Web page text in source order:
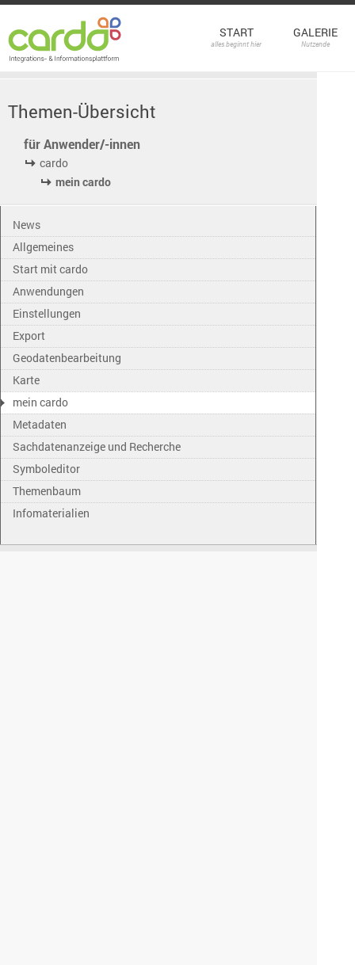
START
alles beginnt hier
GALERIE
Nutzende
Themen-Übersicht
für Anwender/-innen
cardo
mein cardo
News
Allgemeines
Start mit cardo
Anwendungen
Einstellungen
Export
Geodatenbearbeitung
Karte
mein cardo
Metadaten
Sachdatenanzeige und Recherche
Symboleditor
Themenbaum
Infomaterialien